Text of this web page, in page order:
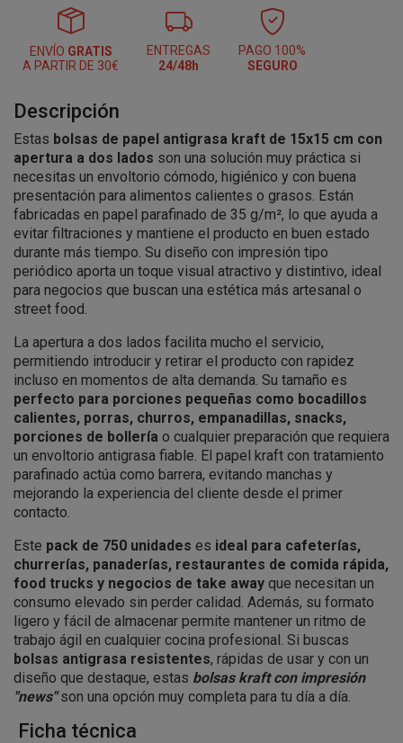
ENVÍO GRATIS
A PARTIR DE 30€
ENTREGAS
24/48h
PAGO 100%
SEGURO
Descripción
Estas bolsas de papel antigrasa kraft de 15x15 cm con
apertura a dos lados son una solución muy práctica si
necesitas un envoltorio cómodo, higiénico y con buena
presentación para alimentos calientes o grasos. Están
fabricadas en papel parafinado de 35 g/m², lo que ayuda a
evitar filtraciones y mantiene el producto en buen estado
durante más tiempo. Su diseño con impresión tipo
periódico aporta un toque visual atractivo y distintivo, ideal
para negocios que buscan una estética más artesanal o
street food.
La apertura a dos lados facilita mucho el servicio,
permitiendo introducir y retirar el producto con rapidez
incluso en momentos de alta demanda. Su tamaño es
perfecto para porciones pequeñas como bocadillos
calientes, porras, churros, empanadillas, snacks,
porciones de bollería o cualquier preparación que requiera
un envoltorio antigrasa fiable. El papel kraft con tratamiento
parafinado actúa como barrera, evitando manchas y
mejorando la experiencia del cliente desde el primer
contacto.
Este pack de 750 unidades es ideal para cafeterías,
churrerías, panaderías, restaurantes de comida rápida,
food trucks y negocios de take away que necesitan un
consumo elevado sin perder calidad. Además, su formato
ligero y fácil de almacenar permite mantener un ritmo de
trabajo ágil en cualquier cocina profesional. Si buscas
bolsas antigrasa resistentes, rápidas de usar y con un
diseño que destaque, estas bolsas kraft con impresión
"news"son una opción muy completa para tu día a día.
Ficha técnica